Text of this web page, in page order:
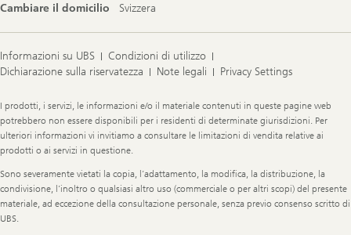
Cambiare il domicilio Svizzera
Informazioni su UBS
Condizioni di utilizzo
Dichiarazione sulla riservatezza
Note legali Privacy Settings
Legal
Information
I prodotti, i servizi, le informazioni e/o il materiale contenuti in queste pagine web
potrebbero non essere disponibili per i residenti di determinate giurisdizioni. Per
ulteriori informazioni vi invitiamo a consultare le limitazioni di vendita relative ai
prodotti o ai servizi in questione.
Sono severamente vietati la copia, l’adattamento, la modifica, la distribuzione, la
condivisione, l’inoltro o qualsiasi altro uso (commerciale o per altri scopi) del presente
materiale, ad eccezione della consultazione personale, senza previo consenso scritto di
UBS.